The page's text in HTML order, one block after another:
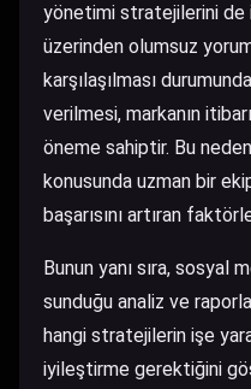
yönetimi stratejilerini de
üzerinden olumsuz
karşılaşılması
verilmesi, markanın
öneme sahiptir. Bu
konusunda uzman bir
başarısını artıran
Bunun yanı sıra, sosyal
sunduğu analiz ve
hangi stratejilerin işe
iyileştirme gerektiğini